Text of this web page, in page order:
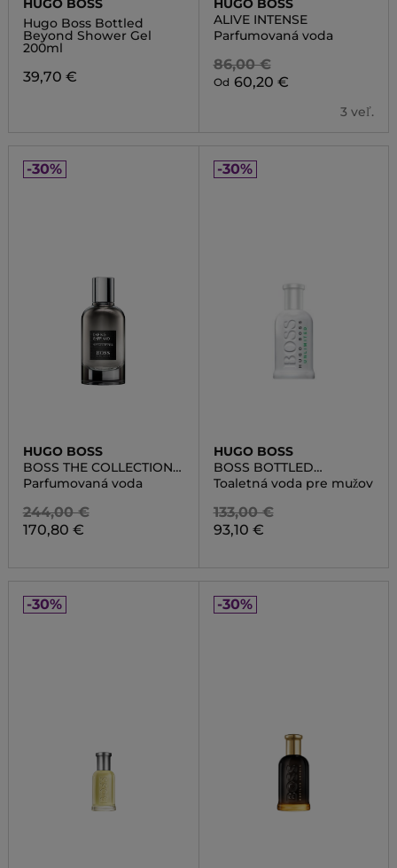
HUGO BOSS
Hugo Boss Bottled
Beyond Shower Gel
200ml
39,70 €
HUGO BOSS
ALIVE INTENSE
Parfumovaná voda
86,00 €
Od 60,20 €
3 veľ.
-30%
HUGO BOSS
BOSS THE COLLECTION
EAU DE PARFUM
DARING SAFFIANO
Parfumovaná voda
244,00 €
170,80 €
-30%
HUGO BOSS
BOSS BOTTLED
UNLIMITED
Toaletná voda pre mužov
133,00 €
93,10 €
-30% -30%